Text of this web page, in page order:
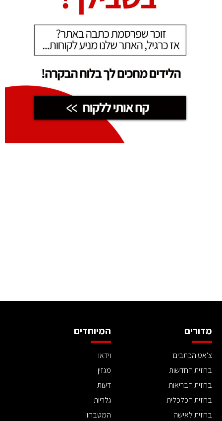
מדורים
צ'אט הכתבים
בחזית החדשות
בחזית הבריאות
בחזית הכלכלית
בחזית לאישה
המיוחדים
וידאו
מגזין
דעות
גלריות
המטבחון